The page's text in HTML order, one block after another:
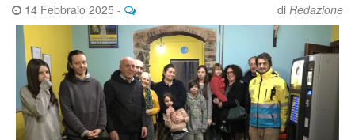
14 Febbraio 2025 - di Redazione